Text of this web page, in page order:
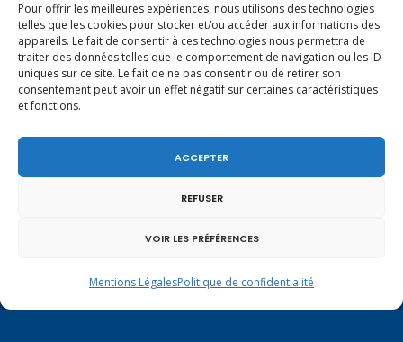
Pour offrir les meilleures expériences, nous utilisons des technologies
telles que les cookies pour stocker et/ou accéder aux informations des
appareils. Le fait de consentir à ces technologies nous permettra de
traiter des données telles que le comportement de navigation ou les ID
uniques sur ce site. Le fait de ne pas consentir ou de retirer son
consentement peut avoir un effet négatif sur certaines caractéristiques
et fonctions.
ACCEPTER
REFUSER
VOIR LES PRÉFÉRENCES
Mentions LégalesPolitique de confidentialité
J’ai voté en faveur de la proposition
de loi visant à mieux protéger les mineurs
des risques liés à l’utilisation des réseaux
sociaux.
31 juillet 2026
circonscription